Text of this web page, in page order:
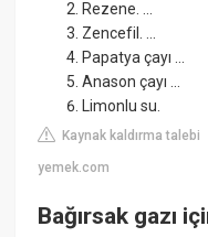
Rezene. ...
Zencefil. ...
Papatya çayı ...
Anason çayı ...
Limonlu su.
Kaynak kaldırma talebi
yemek.com
Bağırsak gazı